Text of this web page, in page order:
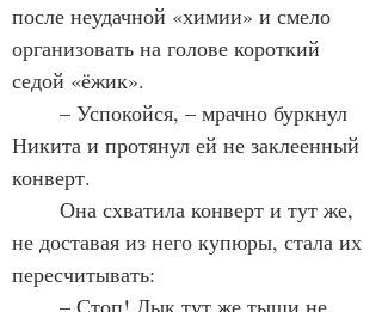
после неудачной «химии» и смело
организовать на голове короткий
седой «ёжик».
Никита и протянул ей не заклеенный
конверт.
не доставая из него купюры, стала их
пересчитывать: